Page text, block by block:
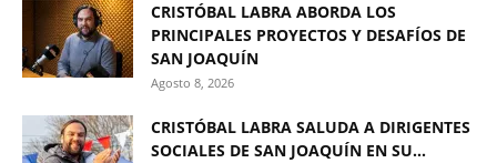
CRISTÓBAL LABRA ABORDA LOS
PRINCIPALES PROYECTOS Y DESAFÍOS DE
SAN JOAQUÍN
Agosto 8, 2026
CRISTÓBAL LABRA SALUDA A DIRIGENTES
SOCIALES DE SAN JOAQUÍN EN SU...